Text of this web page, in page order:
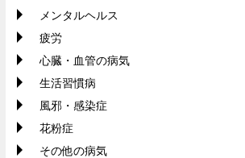
メンタルヘルス
疲労
心臓・血管の病気
生活習慣病
風邪・感染症
花粉症
その他の病気